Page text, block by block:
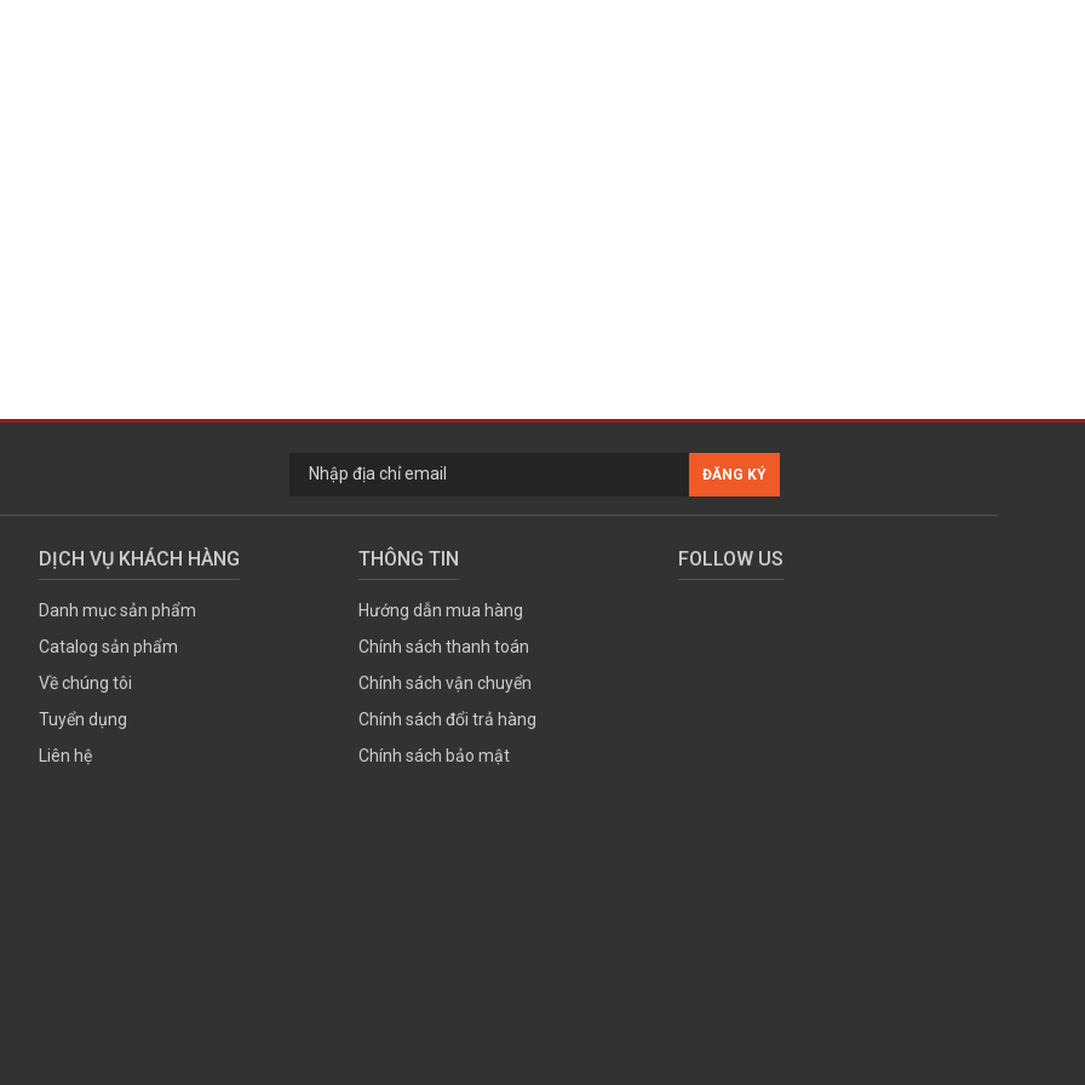
DỊCH VỤ KHÁCH HÀNG
Danh mục sản phẩm
Catalog sản phẩm
Về chúng tôi
Tuyển dụng
Liên hệ
THÔNG TIN
Hướng dẫn mua hàng
Chính sách thanh toán
Chính sách vận chuyển
Chính sách đổi trả hàng
Chính sách bảo mật
FOLLOW US